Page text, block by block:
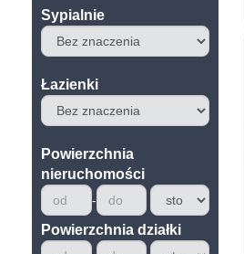
Sypialnie
Łazienki
Powierzchnia
nieruchomości
Powierzchnia działki